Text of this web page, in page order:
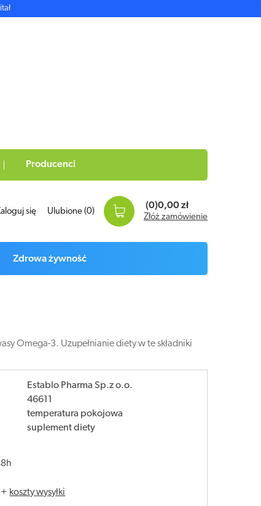
Producenci
się Ulubione (0)
(0)0,00 zł
Złóż zamówienie
Zdrowa żywność
Omega-3. Uzupełnianie diety w te składniki
Establo Pharma Sp.z o.o.
46611
temperatura pokojowa
suplement diety
+ koszty wysyłki